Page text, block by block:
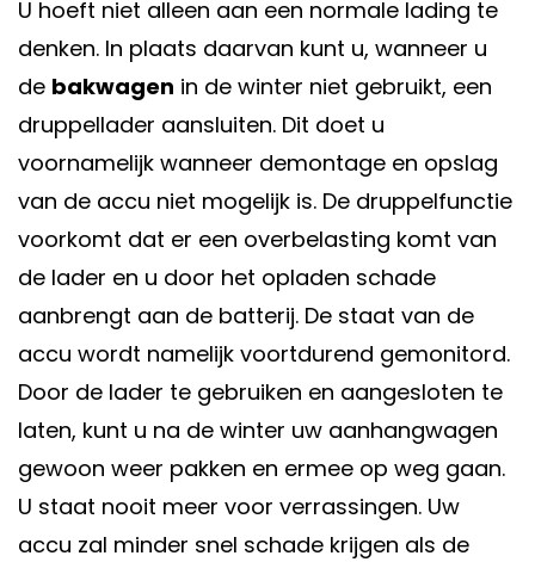
U hoeft niet alleen aan een normale lading te
denken. In plaats daarvan kunt u, wanneer u
de bakwagen in de winter niet gebruikt, een
druppellader aansluiten. Dit doet u
voornamelijk wanneer demontage en opslag
van de accu niet mogelijk is. De druppelfunctie
voorkomt dat er een overbelasting komt van
de lader en u door het opladen schade
aanbrengt aan de batterij. De staat van de
accu wordt namelijk voortdurend gemonitord.
Door de lader te gebruiken en aangesloten te
laten, kunt u na de winter uw aanhangwagen
gewoon weer pakken en ermee op weg gaan.
U staat nooit meer voor verrassingen. Uw
accu zal minder snel schade krijgen als de